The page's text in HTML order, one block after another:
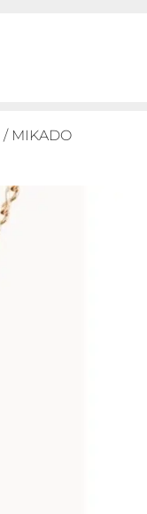
/ MIKADO